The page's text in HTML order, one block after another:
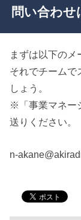
問い合わせ
まずは以下のメ
それでチームで
しょう。
※「事業マネー
送りください。
n-